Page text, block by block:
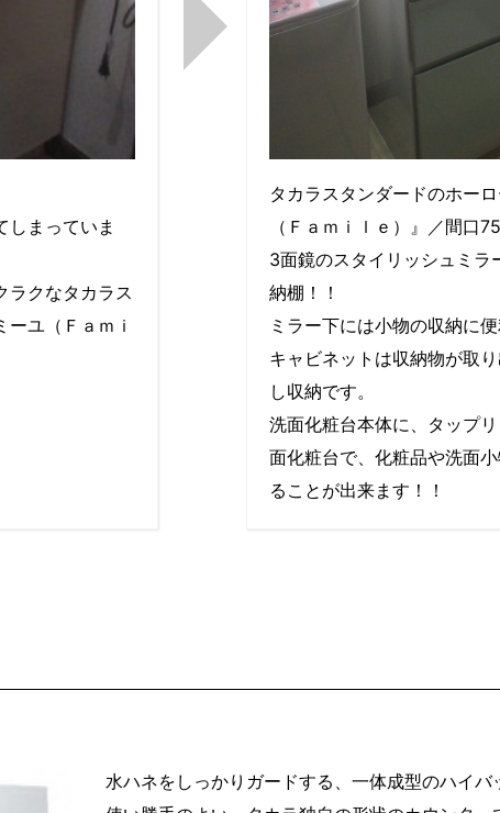
しまっていま
ラクなタカラス
ユ（Ｆａｍｉ
タカラスタンダードのホー
（Ｆａｍｉｌｅ）』／間口
3面鏡のスタイリッシュミラ
納棚！！
ミラー下には小物の収納に
キャビネットは収納物が取
し収納です。
洗面化粧台本体に、タップ
面化粧台で、化粧品や洗面
ることが出来ます！！
水ハネをしっかりガードする、一体成型のハイバ